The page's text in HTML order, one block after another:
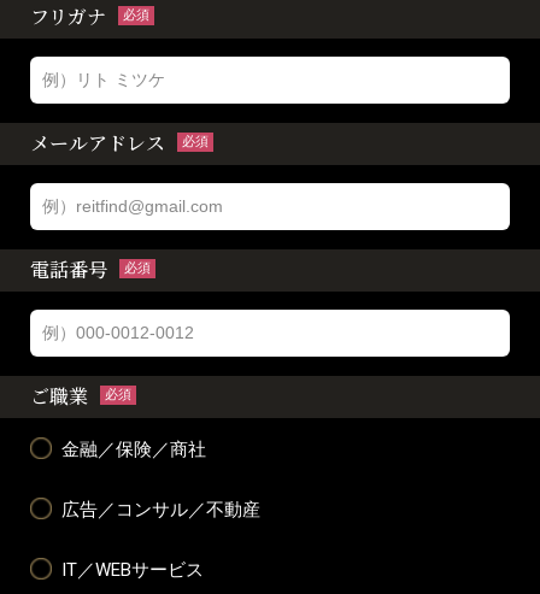
フリガナ 必須
メールアドレス 必須
電話番号 必須
ご職業 必須
金融／保険／商社
広告／コンサル／不動産
IT／WEBサービス